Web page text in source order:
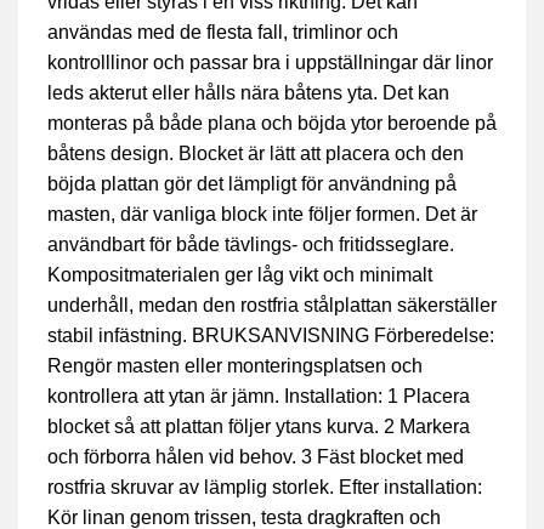
användas med de flesta fall, trimlinor och
kontrolllinor och passar bra i uppställningar där linor
leds akterut eller hålls nära båtens yta. Det kan
monteras på både plana och böjda ytor beroende på
båtens design. Blocket är lätt att placera och den
böjda plattan gör det lämpligt för användning på
masten, där vanliga block inte följer formen. Det är
användbart för både tävlings- och fritidsseglare.
Kompositmaterialen ger låg vikt och minimalt
underhåll, medan den rostfria stålplattan säkerställer
stabil infästning. BRUKSANVISNING Förberedelse:
Rengör masten eller monteringsplatsen och
kontrollera att ytan är jämn. Installation: 1 Placera
blocket så att plattan följer ytans kurva. 2 Markera
och förborra hålen vid behov. 3 Fäst blocket med
rostfria skruvar av lämplig storlek. Efter installation:
Kör linan genom trissen, testa dragkraften och